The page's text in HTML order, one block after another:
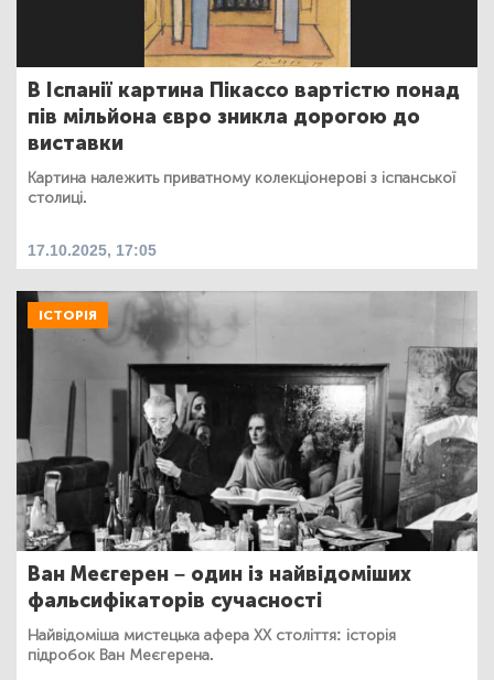
В Іспанії картина Пікассо вартістю понад
пів мільйона євро зникла дорогою до
виставки
Картина належить приватному колекціонерові з іспанської
столиці.
17.10.2025, 17:05
ІСТОРІЯ
Ван Меєгерен – один із найвідоміших
фальсифікаторів сучасності
Найвідоміша мистецька афера ХХ століття: історія
підробок Ван Меєгерена.